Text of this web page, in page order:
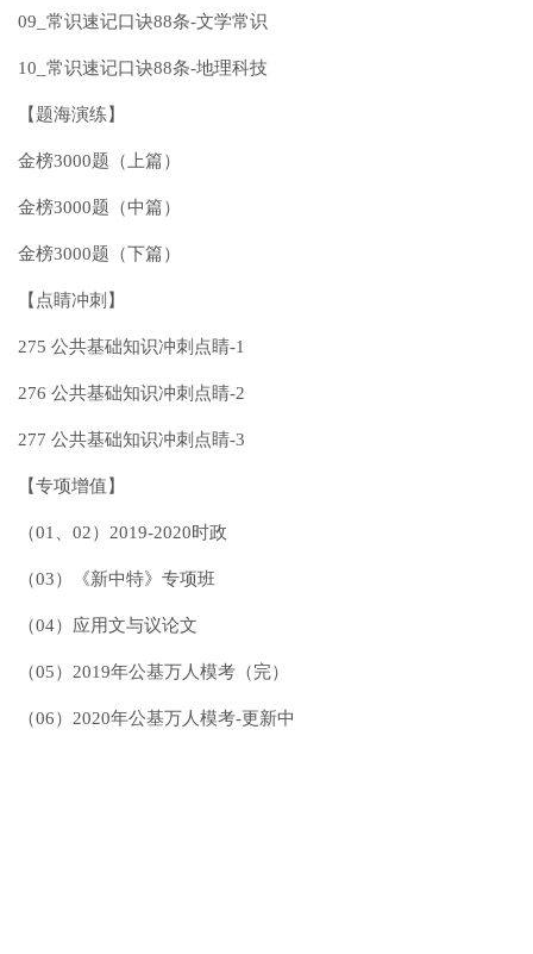
09_常识速记口诀88条-文学常识
10_常识速记口诀88条-地理科技
【题海演练】
金榜3000题（上篇）
金榜3000题（中篇）
金榜3000题（下篇）
【点睛冲刺】
275 公共基础知识冲刺点睛-1
276 公共基础知识冲刺点睛-2
277 公共基础知识冲刺点睛-3
【专项增值】
（01、02）2019-2020时政
（03）《新中特》专项班
（04）应用文与议论文
（05）2019年公基万人模考（完）
（06）2020年公基万人模考-更新中